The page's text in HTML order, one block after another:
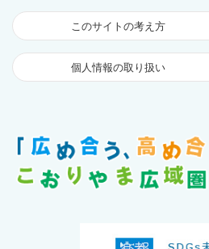
このサイトの考え方
個人情報の取り扱い